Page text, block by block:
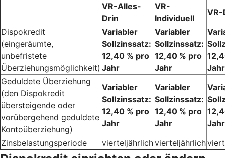
VR-Alles-
Drin
VR-
Individuell
Dispokredit
(eingeräumte,
unbefristete
Überziehungsmöglichkeit)
Variabler
Sollzinssatz:
12,40 % pro
Jahr
Variabler
Sollzinssatz:
12,40 % pro
Jahr
Jahr
Geduldete Überziehung
(den Dispokredit
übersteigende oder
vorübergehend geduldete
Kontoüberziehung)
Variabler
Sollzinssatz:
12,40 % pro
Jahr
Variabler
Sollzinssatz:
12,40 % pro
Jahr
Jahr
Zinsbelastungsperiode
vierteljährlichvierteljährlich